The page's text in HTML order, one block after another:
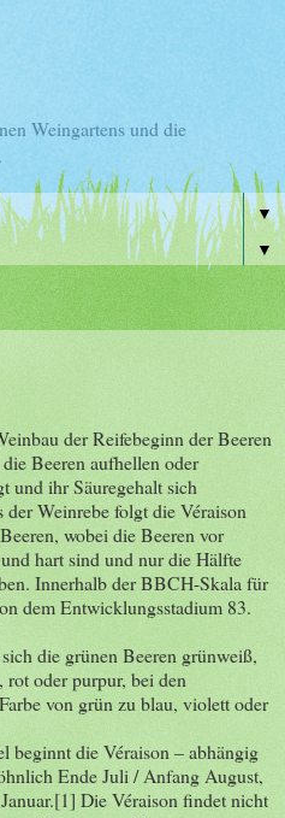
Weingartens und die
▼
▼
der Reifebeginn der Beeren
Beeren aufhellen oder
und ihr Säuregehalt sich
Weinrebe folgt die Véraison
wobei die Beeren vor
hart sind und nur die Hälfte
Innerhalb der BBCH-Skala für
dem Entwicklungsstadium 83.
die grünen Beeren grünweiß,
oder purpur, bei den
von grün zu blau, violett oder
beginnt die Véraison – abhängig
Ende Juli / Anfang August,
Die Véraison findet nicht